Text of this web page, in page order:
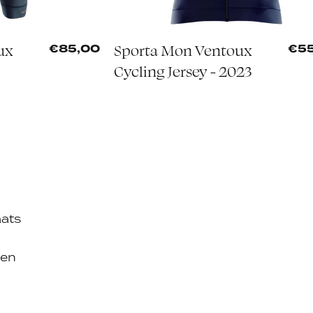
€85,00
Sporta Mon Ventoux
Cycling Jersey - 2023